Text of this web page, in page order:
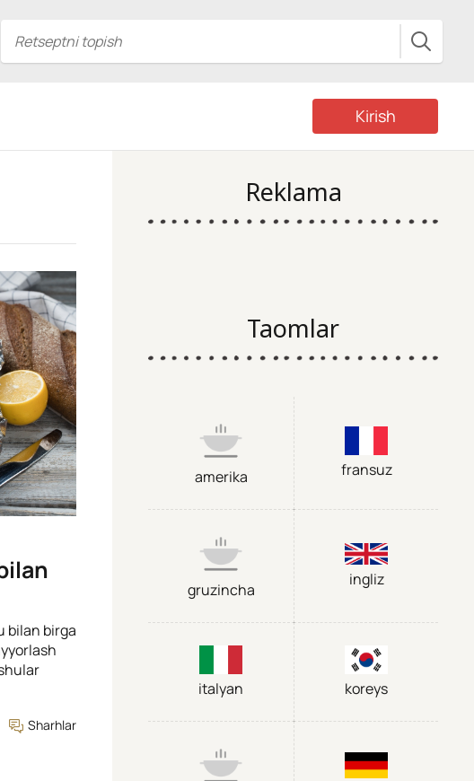
Kirish
bilan birga
Sharhlar
Reklama
Taomlar
amerika fransuz
gruzincha
ingliz
italyan koreys